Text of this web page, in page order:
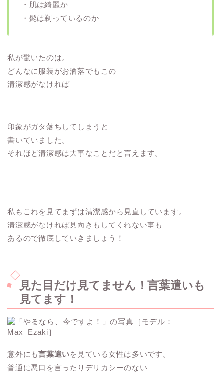
・肌は綺麗か
・髭は剃っているのか
私が驚いたのは。
どんなに服装がお洒落でもこの
清潔感がなければ
印象がガタ落ちしてしまうと
書いていました。
それほど清潔感は大事なことだと言えます。
私もこれを見てまずは清潔感から見直しています。
清潔感がなければ見向きもしてくれない事も
あるので徹底していきましょう！
見た目だけ見てません！言葉遣いも
見てます！
意外にも言葉遣いを見ている女性は多いです。
普通に悪口を言ったりデリカシーのない